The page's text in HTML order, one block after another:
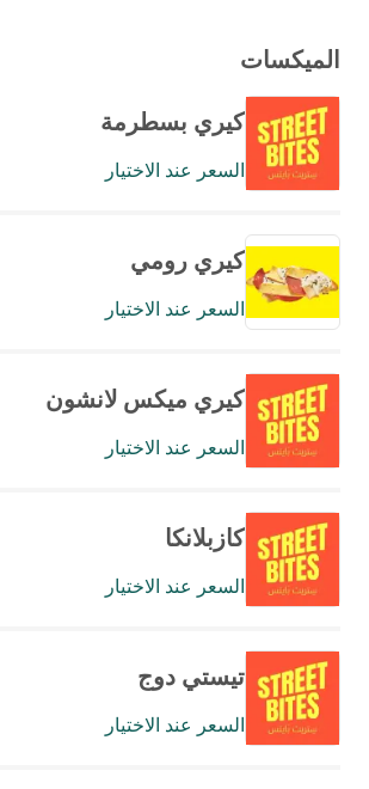
الميكسات
كيري بسطرمة
السعر عند الاختيار
كيري رومي
السعر عند الاختيار
كيري ميكس لانشون
السعر عند الاختيار
كازبلانكا
السعر عند الاختيار
تيستي دوج
السعر عند الاختيار